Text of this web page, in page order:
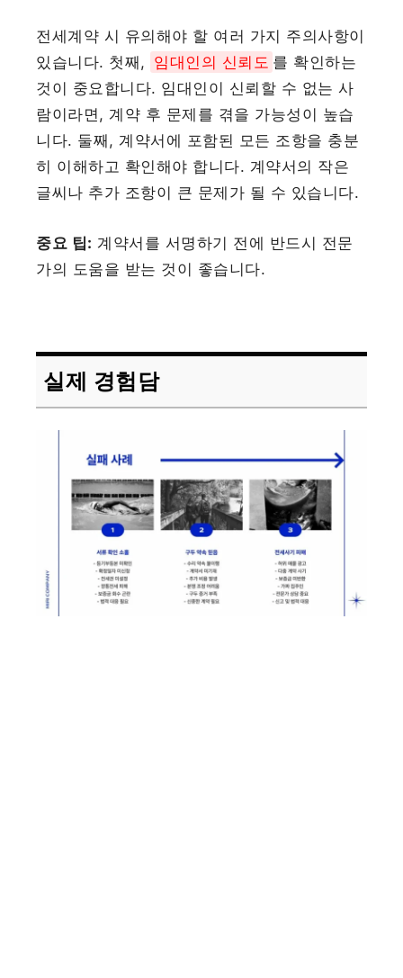
전세계약 시 유의해야 할 여러 가지 주의사항이
있습니다. 첫째, 임대인의 신뢰도 를 확인하는
것이 중요합니다. 임대인이 신뢰할 수 없는 사
람이라면, 계약 후 문제를 겪을 가능성이 높습
니다. 둘째, 계약서에 포함된 모든 조항을 충분
히 이해하고 확인해야 합니다. 계약서의 작은
글씨나 추가 조항이 큰 문제가 될 수 있습니다.
중요 팁: 계약서를 서명하기 전에 반드시 전문
가의 도움을 받는 것이 좋습니다.
실제 경험담